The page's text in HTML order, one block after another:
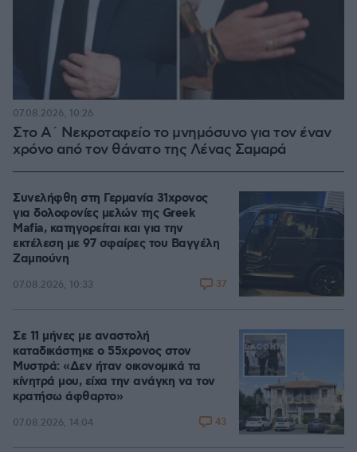
Στο Α΄ Νεκροταφείο το μνημόσυνο για τον έναν
χρόνο από τον θάνατο της Λένας Σαμαρά
07.08.2026, 10:26
Συνελήφθη στη Γερμανία 31χρονος
για δολοφονίες μελών της Greek
Mafia, κατηγορείται και για την
εκτέλεση με 97 σφαίρες του Βαγγέλη
Ζαμπούνη
07.08.2026, 10:33 37
Σε 11 μήνες με αναστολή
καταδικάστηκε ο 55χρονος στον
Μυστρά: «Δεν ήταν οικονομικά τα
κίνητρά μου, είχα την ανάγκη να τον
κρατήσω άφθαρτο»
07.08.2026, 14:04 43